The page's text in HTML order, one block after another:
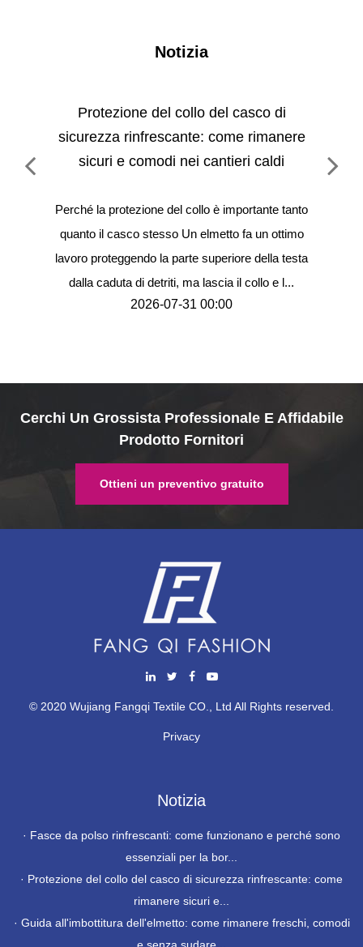
Notizia
Protezione del collo del casco di
sicurezza rinfrescante: come rimanere
sicuri e comodi nei cantieri caldi
Perché la protezione del collo è importante tanto
quanto il casco stesso Un elmetto fa un ottimo
lavoro proteggendo la parte superiore della testa
dalla caduta di detriti, ma lascia il collo e l...
2026-07-31 00:00
Cerchi Un Grossista Professionale E Affidabile
Prodotto Fornitori
Ottieni un preventivo gratuito
© 2020 Wujiang Fangqi Textile CO., Ltd All Rights reserved.
Privacy
Notizia
· Fasce da polso rinfrescanti: come funzionano e perché sono
essenziali per la bor...
· Protezione del collo del casco di sicurezza rinfrescante: come
rimanere sicuri e...
· Guida all'imbottitura dell'elmetto: come rimanere freschi, comodi